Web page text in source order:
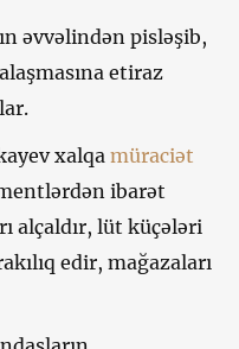
əvvəlindən pisləşib,
etiraz
xalqa müraciət
ibarət
alçaldır, lüt küçələri
edir, mağazaları